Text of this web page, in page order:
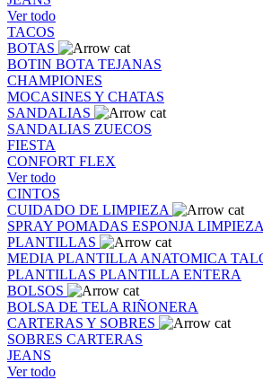
Ver todo
TACOS
BOTAS
BOTIN BOTA TEJANAS
CHAMPIONES
MOCASINES Y CHATAS
SANDALIAS
SANDALIAS ZUECOS
FIESTA
CONFORT FLEX
Ver todo
CINTOS
CUIDADO DE LIMPIEZA
SPRAY POMADAS ESPONJA LIMPIEZA
PLANTILLAS
MEDIA PLANTILLA ANATOMICA
PLANTILLAS PLANTILLA ENTERA
BOLSOS
BOLSA DE TELA RIÑONERA
CARTERAS Y SOBRES
SOBRES CARTERAS
JEANS
Ver todo